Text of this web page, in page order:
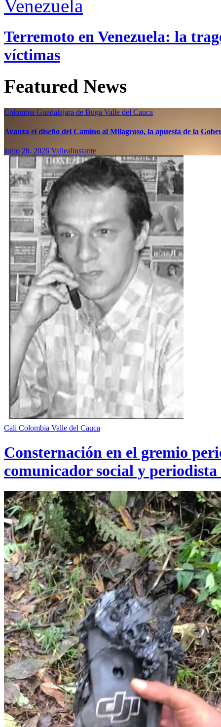
Venezuela
Terremoto en Venezuela: la
víctimas
Featured News
Colombia Guadalajara de Buga Valle del Cauca
Avanza el diseño del Camino al Milagroso, la apuesta de la
junio 28, 2026 Vallealinstante
Cali Colombia Valle del Cauca
Consternación en el gremio
comunicador social y